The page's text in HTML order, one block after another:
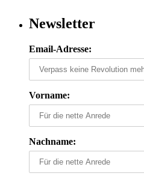
Newsletter
Email-Adresse:
Vorname:
Nachname: